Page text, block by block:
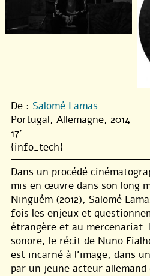
De : Salomé Lamas
Portugal, Allemagne, 2014
17'
{info_tech}
Dans un procédé
mis en œuvre dans son long
Ninguém (2012), Salomé
fois les enjeux et
étrangère et au mercenariat.
sonore, le récit de Nuno
est incarné à l’image, dans
par un jeune acteur allemand